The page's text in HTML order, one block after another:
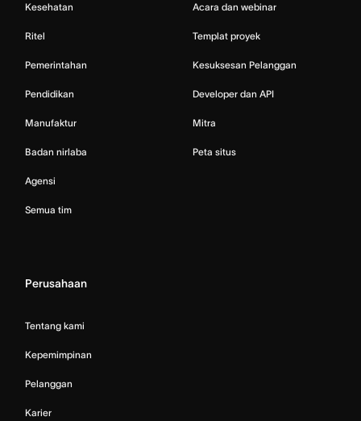
Kesehatan
Ritel
Pemerintahan
Pendidikan
Manufaktur
Badan nirlaba
Agensi
Semua tim
Acara dan webinar
Templat proyek
Kesuksesan Pelanggan
Developer dan API
Mitra
Peta situs
Perusahaan
Tentang kami
Kepemimpinan
Pelanggan
Karier